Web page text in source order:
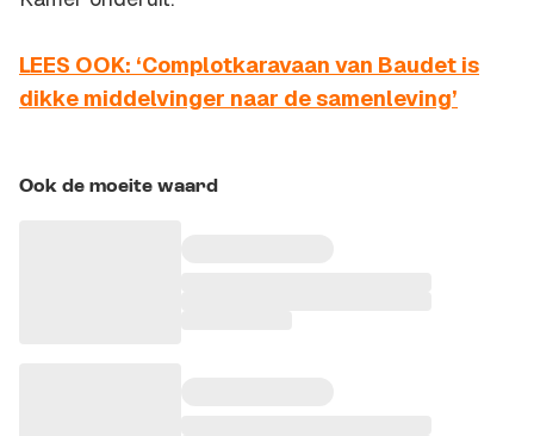
LEES OOK: ‘Complotkaravaan van Baudet is
dikke middelvinger naar de samenleving’
Ook de moeite waard